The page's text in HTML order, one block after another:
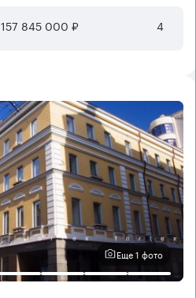
157 845 000 ₽ 4
Еще 1 фото